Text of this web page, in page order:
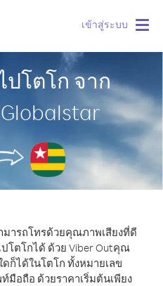
เข้าสู่ระบบ
ปโตโก จาก
ารถโทรด้วยคุณภาพเสียงที่ดี
โตโกได้ ด้วย Viber Outคุณ
ก็ได้ในโตโก ทั้งหมายเลข
อถือ ด้วยราคาเริ่มต้นเพียง